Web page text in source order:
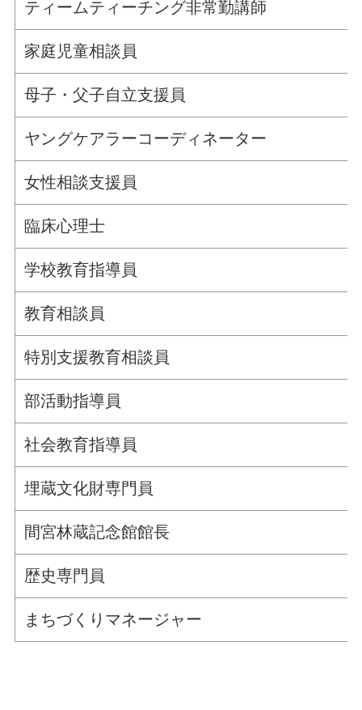
ティームティーチング非常勤講師
家庭児童相談員
母子・父子自立支援員
ヤングケアラーコーディネーター
女性相談支援員
臨床心理士
学校教育指導員
教育相談員
特別支援教育相談員
部活動指導員
社会教育指導員
埋蔵文化財専門員
間宮林蔵記念館館長
歴史専門員
まちづくりマネージャー